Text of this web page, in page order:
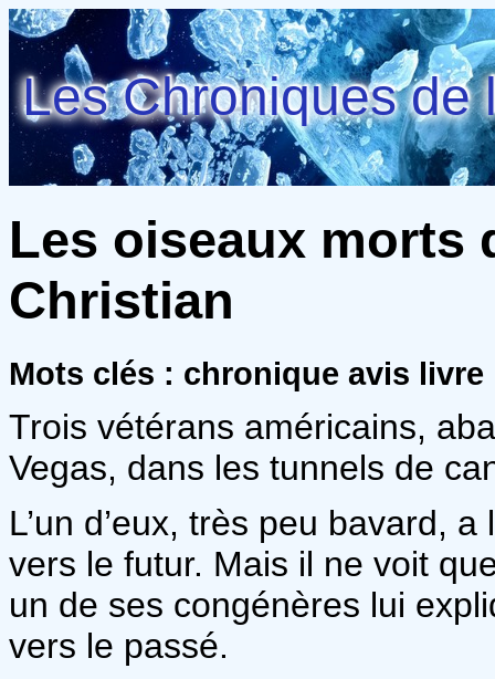
Les Chroniques de
Les oiseaux morts
Christian
Mots clés : chronique avis
Trois vétérans américains,
Vegas, dans les tunnels de
L’un d’eux, très peu bavard,
vers le futur. Mais il ne voit
un de ses congénères lui
vers le passé.